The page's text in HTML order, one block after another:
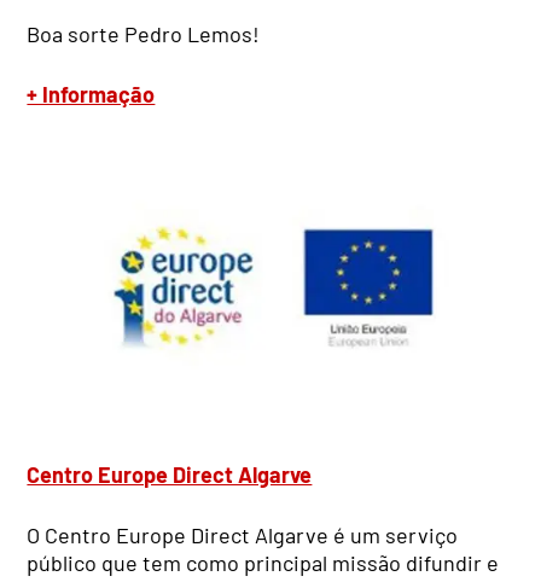
Boa sorte Pedro Lemos!
+ Informação
Centro Europe Direct Algarve
O Centro Europe Direct Algarve é um serviço
público que tem como principal missão difundir e